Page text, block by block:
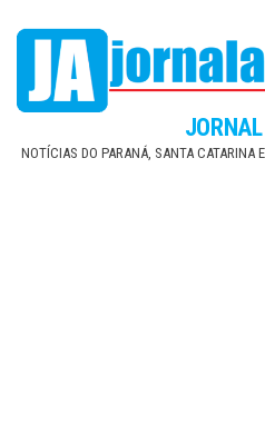
content
NOTÍCIAS DO PARANÁ, SANTA